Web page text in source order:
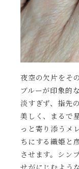
夜空の欠片をそ
ブルーが印象的
淡すぎず、指先
美しく、まるで
っと寄り添うメ
ちにする織姫と
させます。シン